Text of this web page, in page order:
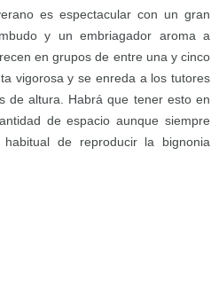
es espectacular con un gran
y un embriagador aroma a
en grupos de entre una y cinco
vigorosa y se enreda a los tutores
de altura. Habrá que tener esto en
de espacio aunque siempre
de reproducir la bignonia